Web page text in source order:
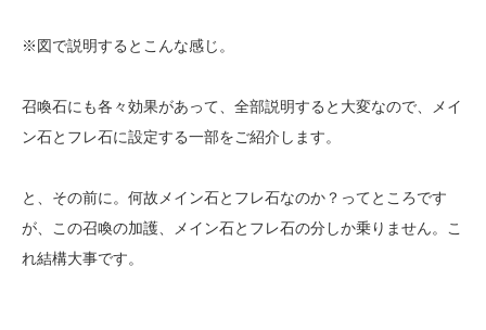
※図で説明するとこんな感じ。
召喚石にも各々効果があって、全部説明すると大変なので、メイ
ン石とフレ石に設定する一部をご紹介します。
と、その前に。何故メイン石とフレ石なのか？ってところです
が、この召喚の加護、メイン石とフレ石の分しか乗りません。こ
れ結構大事です。